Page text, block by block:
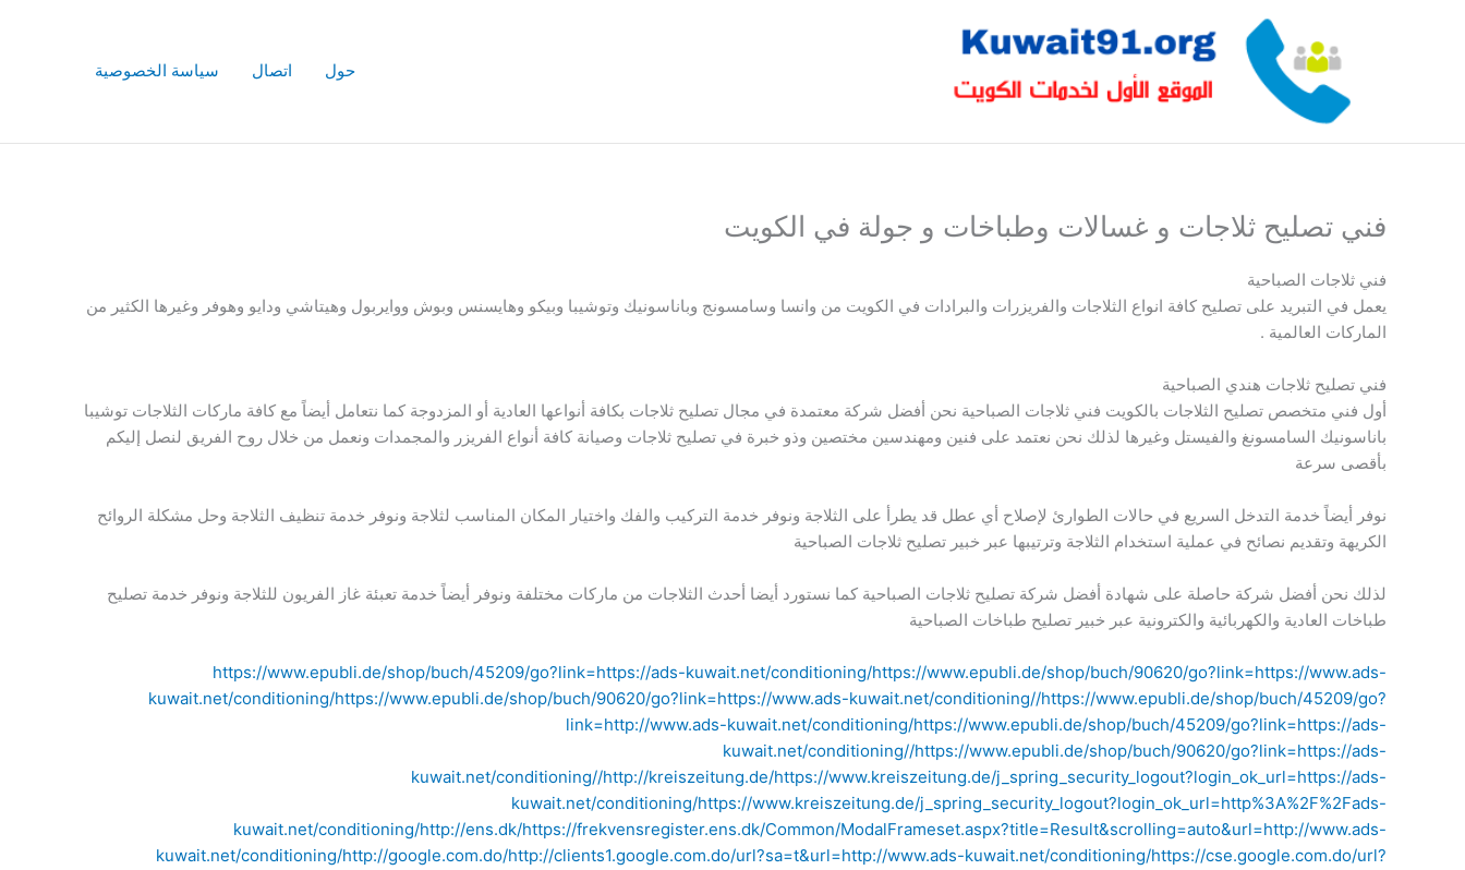
حول اتصال سياسة الخصوصية
فني تصليح ثلاجات و غسالات وطباخات و جولة في الكويت
فني ثلاجات الصباحية
يعمل في التبريد على تصليح كافة انواع الثلاجات والفريزرات والبرادات في الكويت من وانسا وسامسونج وباناسونيك وتوشيبا وبيكو وهايسنس وبوش ووايربول وهيتاشي ودايو وهوفر وغيرها الكثير من
الماركات العالمية .
فني تصليح ثلاجات هندي الصباحية
أول فني متخصص تصليح الثلاجات بالكويت فني ثلاجات الصباحية نحن أفضل شركة معتمدة في مجال تصليح ثلاجات بكافة أنواعها العادية أو المزدوجة كما نتعامل أيضاً مع كافة ماركات الثلاجات توشيبا
باناسونيك السامسونغ والفيستل وغيرها لذلك نحن نعتمد على فنين ومهندسين مختصين وذو خبرة في تصليح ثلاجات وصيانة كافة أنواع الفريزر والمجمدات ونعمل من خلال روح الفريق لنصل إليكم
بأقصى سرعة
نوفر أيضاً خدمة التدخل السريع في حالات الطوارئ لإصلاح أي عطل قد يطرأ على الثلاجة ونوفر خدمة التركيب والفك واختيار المكان المناسب لثلاجة ونوفر خدمة تنظيف الثلاجة وحل مشكلة الروائح
الكريهة وتقديم نصائح في عملية استخدام الثلاجة وترتيبها عبر خبير تصليح ثلاجات الصباحية
لذلك نحن أفضل شركة حاصلة على شهادة أفضل شركة تصليح ثلاجات الصباحية كما نستورد أيضا أحدث الثلاجات من ماركات مختلفة ونوفر أيضاً خدمة تعبئة غاز الفريون للثلاجة ونوفر خدمة تصليح
طباخات العادية والكهربائية والكترونية عبر خبير تصليح طباخات الصباحية
https://www.epubli.de/shop/buch/45209/go?link=https://ads-kuwait.net/conditioning/https://www.epubli.de/shop/buch/90620/go?link=https://www.ads-
kuwait.net/conditioning/https://www.epubli.de/shop/buch/90620/go?link=https://www.ads-kuwait.net/conditioning//https://www.epubli.de/shop/buch/45209/go?
link=http://www.ads-kuwait.net/conditioning/https://www.epubli.de/shop/buch/45209/go?link=https://ads-
kuwait.net/conditioning//https://www.epubli.de/shop/buch/90620/go?link=https://ads-
kuwait.net/conditioning//http://kreiszeitung.de/https://www.kreiszeitung.de/j_spring_security_logout?login_ok_url=https://ads-
kuwait.net/conditioning/https://www.kreiszeitung.de/j_spring_security_logout?login_ok_url=http%3A%2F%2Fads-
kuwait.net/conditioning/http://ens.dk/https://frekvensregister.ens.dk/Common/ModalFrameset.aspx?title=Result&scrolling=auto&url=http://www.ads-
kuwait.net/conditioning/http://google.com.do/http://clients1.google.com.do/url?sa=t&url=http://www.ads-kuwait.net/conditioning/https://cse.google.com.do/url?